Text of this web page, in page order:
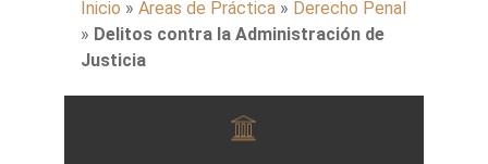
Inicio » Areas de Práctica » Derecho Penal
» Delitos contra la Administración de
Justicia